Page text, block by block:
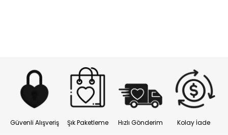
Güvenli Alışveriş Şık Paketleme Hızlı Gönderim Kolay İade